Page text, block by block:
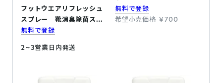
フットウエアリフレッシュ
スプレー 靴消臭除菌スプ
レー（ABセット）
無料で登録
2~3営業日内発送
無料で登録
希望小売価格 ￥700